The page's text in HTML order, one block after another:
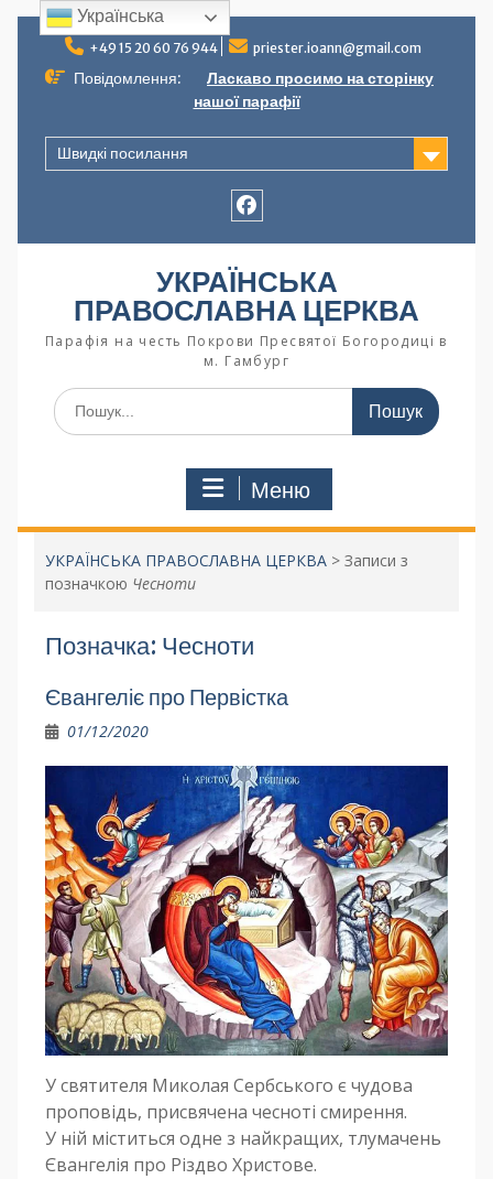
+49 15 20 60 76 944 priester.ioann@gmail.com
Повідомлення:
Ласкаво просимо на сторінку
нашої парафії
Швидкі посилання
УКРАЇНСЬКА
ПРАВОСЛАВНА ЦЕРКВА
Парафія на честь Покрови Пресвятої Богородиці в
м. Гамбург
Меню
УКРАЇНСЬКА ПРАВОСЛАВНА ЦЕРКВА> Записи з
позначкою Чесноти
Позначка: Чесноти
Євангеліє про Первістка
01/12/2020
У святителя Миколая Сербського є чудова
проповідь, присвячена чесноті смирення.
У ній міститься одне з найкращих, тлумачень
Євангелія про Різдво Христове.
Українська